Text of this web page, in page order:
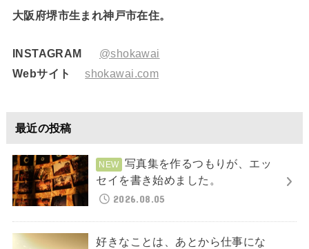
大阪府堺市生まれ神戸市在住。
INSTAGRAM
@shokawai
Webサイト
shokawai.com
最近の投稿
写真集を作るつもりが、エッ
セイを書き始めました。
2026.08.05
好きなことは、あとから仕事にな